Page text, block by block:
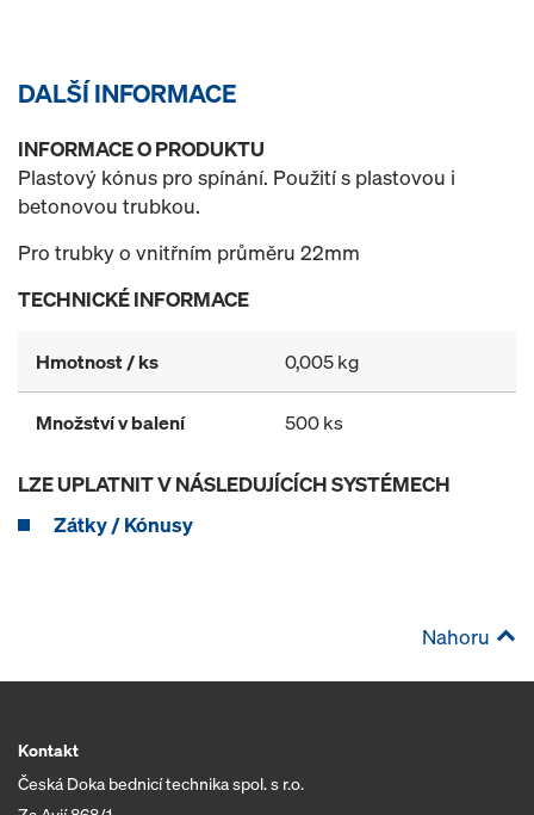
DALŠÍ INFORMACE
INFORMACE O PRODUKTU
Plastový kónus pro spínání. Použití s plastovou i
betonovou trubkou.
Pro trubky o vnitřním průměru 22mm
TECHNICKÉ INFORMACE
Hmotnost / ks 0,005 kg
Množství v balení 500 ks
LZE UPLATNIT V NÁSLEDUJÍCÍCH SYSTÉMECH
Zátky / Kónusy
Nahoru
Kontakt
Česká Doka bednicí technika spol. s r.o.